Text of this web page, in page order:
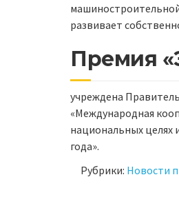
развивает
Премия
учреждена
«Международная
национальных целях
года».
Рубрики: Новости